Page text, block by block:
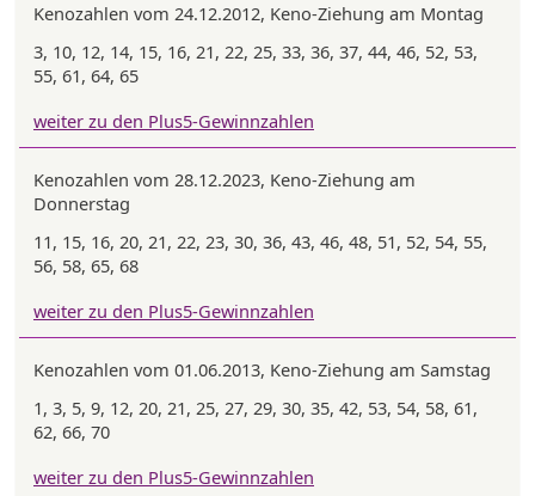
Kenozahlen vom 24.12.2012, Keno-Ziehung am Montag
3, 10, 12, 14, 15, 16, 21, 22, 25, 33, 36, 37, 44, 46, 52, 53,
55, 61, 64, 65
weiter zu den Plus5-Gewinnzahlen
Kenozahlen vom 28.12.2023, Keno-Ziehung am
Donnerstag
11, 15, 16, 20, 21, 22, 23, 30, 36, 43, 46, 48, 51, 52, 54, 55,
56, 58, 65, 68
weiter zu den Plus5-Gewinnzahlen
Kenozahlen vom 01.06.2013, Keno-Ziehung am Samstag
1, 3, 5, 9, 12, 20, 21, 25, 27, 29, 30, 35, 42, 53, 54, 58, 61,
62, 66, 70
weiter zu den Plus5-Gewinnzahlen